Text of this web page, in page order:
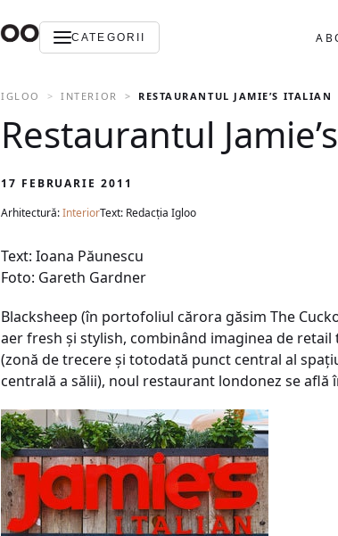
CATEGORII
IGLOO INTERIOR RESTAURANTUL JAMIE’S ITALIAN
Restaurantul
17 FEBRUARIE 2011
Arhitectură:InteriorText: Redacția Igloo
Text: Ioana Păunescu
Foto: Gareth Gardner
Blacksheep (în portofoliul cărora găsim The
aer fresh şi stylish, combinând imaginea de
(zonă de trecere şi totodată punct central al
centrală a sălii), noul restaurant londonez se află